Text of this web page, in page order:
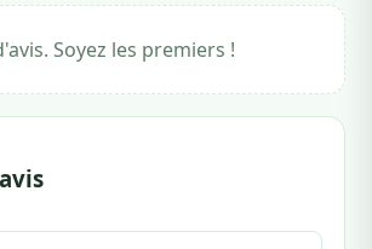
Soyez les premiers !